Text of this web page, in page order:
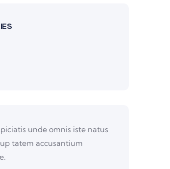
unde omnis iste natus
tatem accusantium